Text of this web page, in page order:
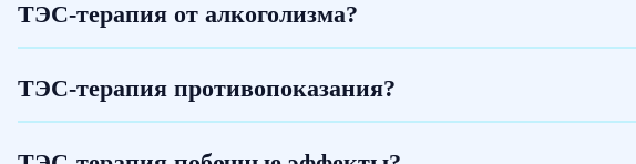
ТЭС-терапия от алкоголизма?
ТЭС-терапия противопоказания?